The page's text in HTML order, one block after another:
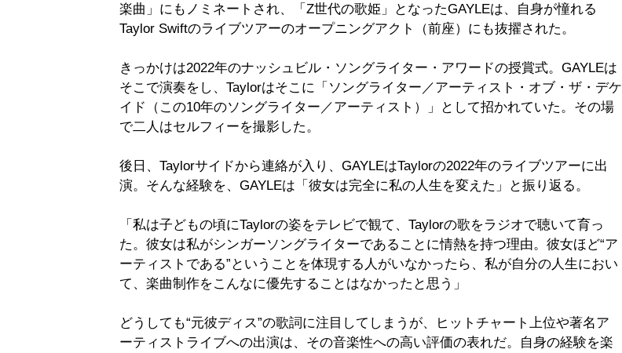
楽曲」にもノミネートされ、「Z世代の歌姫」となったGAYLEは、自身が憧れる
Taylor Swiftのライブツアーのオープニングアクト（前座）にも抜擢された。
きっかけは2022年のナッシュビル・ソングライター・アワードの授賞式。GAYLEは
そこで演奏をし、Taylorはそこに「ソングライター／アーティスト・オブ・ザ・デケ
イド（この10年のソングライター／アーティスト）」として招かれていた。その場
で二人はセルフィーを撮影した。
後日、Taylorサイドから連絡が入り、GAYLEはTaylorの2022年のライブツアーに出
演。そんな経験を、GAYLEは「彼女は完全に私の人生を変えた」と振り返る。
「私は子どもの頃にTaylorの姿をテレビで観て、Taylorの歌をラジオで聴いて育っ
た。彼女は私がシンガーソングライターであることに情熱を持つ理由。彼女ほど“ア
ーティストである”ということを体現する人がいなかったら、私が自分の人生におい
て、楽曲制作をこんなに優先することはなかったと思う」
どうしても“元彼ディス”の歌詞に注目してしまうが、ヒットチャート上位や著名ア
ーティストライブへの出演は、その音楽性への高い評価の表れだ。自身の経験を楽